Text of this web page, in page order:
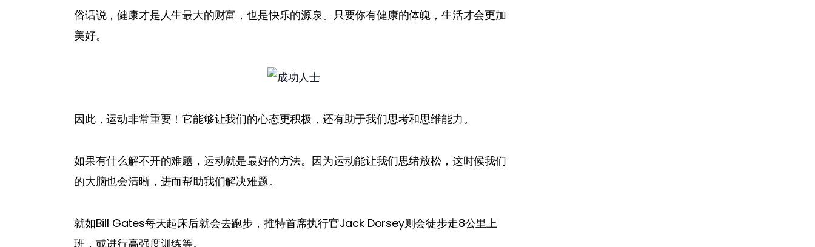
俗话说，健康才是人生最大的财富，也是快乐的源泉。只要你有健康的体魄，生活才会更加
美好。
因此，运动非常重要！它能够让我们的心态更积极，还有助于我们思考和思维能力。
如果有什么解不开的难题，运动就是最好的方法。因为运动能让我们思绪放松，这时候我们
的大脑也会清晰，进而帮助我们解决难题。
就如Bill Gates每天起床后就会去跑步，推特首席执行官Jack Dorsey则会徒步走8公里上
班，或进行高强度训练等。